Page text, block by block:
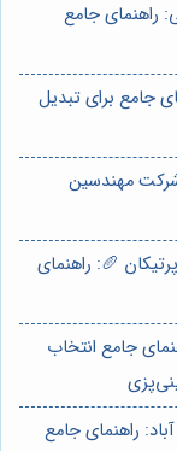
راهنمای جامع
جامع برای تبدیل
شرکت مهندسین
🥖: راهنمای
جامع انتخاب
راهنمای جامع